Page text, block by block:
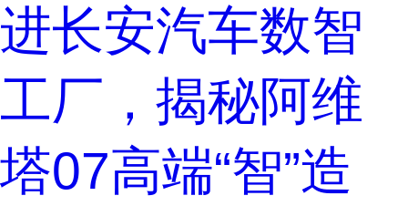
进长安汽车数智
工厂，揭秘阿维
塔07高端“智”造